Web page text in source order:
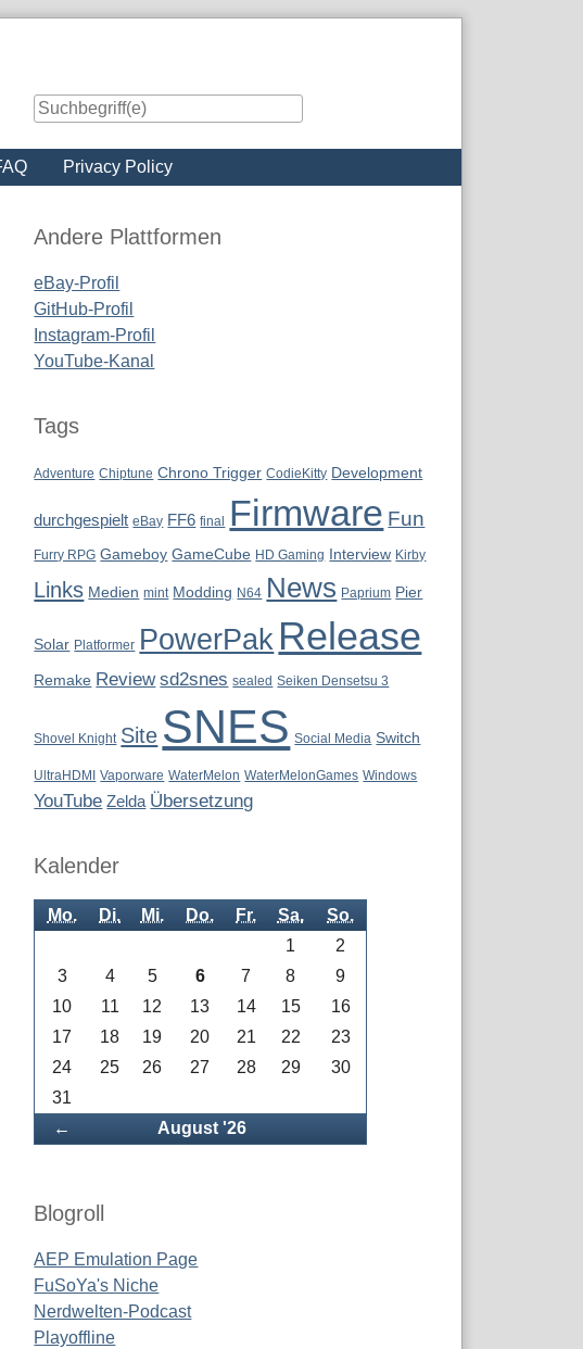
Privacy Policy
Seitenleiste
Andere Plattformen
eBay-Profil
GitHub-Profil
Instagram-Profil
YouTube-Kanal
Tags
Adventure Chiptune Chrono Trigger CodieKitty Development
durchgespielt eBay FF6 final Firmware Fun
Furry RPG Gameboy GameCube HD Gaming Interview Kirby
Links Medien mint Modding N64 News Paprium Pier
Solar Platformer PowerPak Release
Remake Review sd2snes sealed Seiken Densetsu 3
Shovel Knight Site SNES Social Media Switch
UltraHDMI Vaporware WaterMelon WaterMelonGames Windows
YouTube Zelda Übersetzung
Kalender
Mo. Di. Mi. Do. Fr. Sa. So.
← August '26
1
2
3
4 5 6 7 8
9
10
11 12 13 14 15
16
17
18 19 20 21 22
23
24
25 26 27 28 29
30
31
Blogroll
AEP Emulation Page
FuSoYa's Niche
Nerdwelten-Podcast
Playoffline